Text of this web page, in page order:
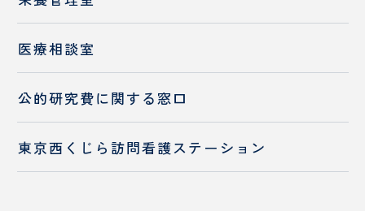
業務内容
高気圧酸素治療室
入職をお考えの方へ
部門案内
お食事・栄養相談
チーム医療の推進
入職をお考えの方へ
医療相談室
公的研究費に関する窓口
東京西くじら訪問看護ステーション